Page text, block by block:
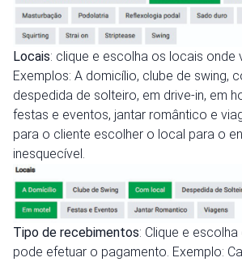
Locais: clique e escolha os locais onde
Exemplos: A domicílio, clube de swing,
despedida de solteiro, em drive-in, em
festas e eventos, jantar romântico e
para o cliente escolher o local para o
inesquecível.
Tipo de recebimentos: Clique e
pode efetuar o pagamento. Exemplo: